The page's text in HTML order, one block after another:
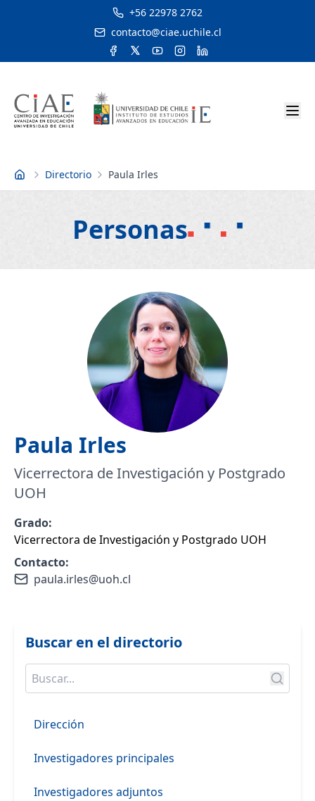
+56 22978 2762
contacto@ciae.uchile.cl
Inicio Directorio Paula Irles
Personas
Paula Irles
Vicerrectora de Investigación y Postgrado
UOH
Grado:
Vicerrectora de Investigación y Postgrado UOH
Contacto:
paula.irles@uoh.cl
Buscar en el directorio
Dirección
Investigadores principales
Investigadores adjuntos